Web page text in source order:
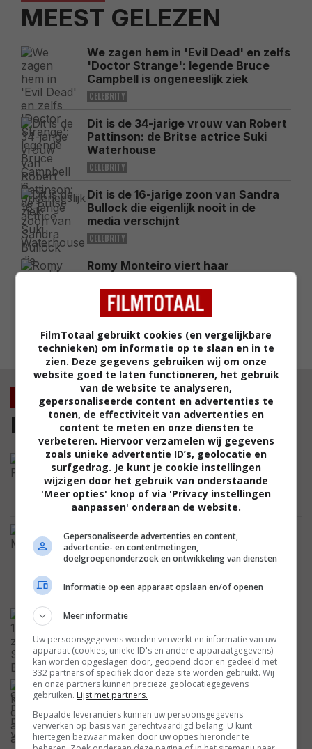
MEEST GELEZEN
We zagen hem in 'Evil Dead' en zelfs
'Doctor Strange': legende Bruce
Campbell is ongeneeslijk ziek
CELEBRITY
Dit is de 34-jarige vrouw van Robert
Pattinson: de Britse actrice Suki
Waterhouse
CELEBRITY
Dit is de 16-jarige zoon van Sandra
Bullock die eigenlijk nooit in de
media verschijnt
CELEBRITY
Romy Monteiro viert haar
prachtig uitzicht: "All I Need"
CELEBRITY
MEEST GELEZEN
Nieuws
Film
Geen computereffecten: Sigourney
Weaver deed dit basketbalshot als een
echte pro voor 'Alien: Resurrection'
FEATURED
Oded Fehr onthult 1 dag na de
aankondiging gelijk een eerste blik op
zijn personage Ardeth Bay in 'The
FOTO
Dit is de 16-jarige zoon van Sandra
verschijnt
CELEBRITY
We kennen deze actrice allemaal uit
'The Exorcist', maar nu heeft ze zelf
iets akeligs in huis
CELEBRITY
FilmTotaal gebruikt cookies (en vergelijkbare
technieken) om informatie op te slaan en in te
zien. Deze gegevens gebruiken wij om onze
website goed te laten functioneren, het gebruik
van de website te analyseren,
gepersonaliseerde content en advertenties te
tonen, de effectiviteit van advertenties en
content te meten en onze diensten te
verbeteren. Hiervoor verzamelen wij gegevens
zoals unieke advertentie ID’s, geolocatie en
surfgedrag. Je kunt je cookie instellingen
wijzigen door het gebruik van onderstaande
'Meer opties' knop of via 'Privacy instellingen
aanpassen' onderaan de website.
Gepersonaliseerde advertenties en content,
advertentie- en contentmetingen,
doelgroepenonderzoek en ontwikkeling van diensten
Informatie op een apparaat opslaan en/of openen
Meer informatie
Uw persoonsgegevens worden verwerkt en informatie van uw
apparaat (cookies, unieke ID's en andere apparaatgegevens)
kan worden opgeslagen door, geopend door en gedeeld met
332 partners of specifiek door deze site worden gebruikt. Wij
en onze partners kunnen precieze geolocatiegegevens
gebruiken. Lijst met partners.
Bepaalde leveranciers kunnen uw persoonsgegevens
verwerken op basis van gerechtvaardigd belang. U kunt
hiertegen bezwaar maken door uw opties hieronder te